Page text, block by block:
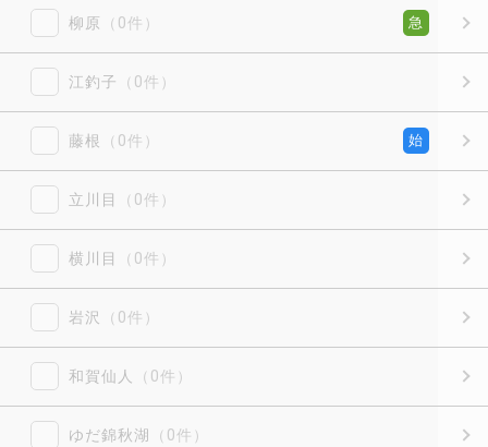
柳原 （0件） 急
江釣子 （0件）
藤根 （0件） 始
立川目 （0件）
横川目 （0件）
岩沢 （0件）
和賀仙人 （0件）
ゆだ錦秋湖 （0件）